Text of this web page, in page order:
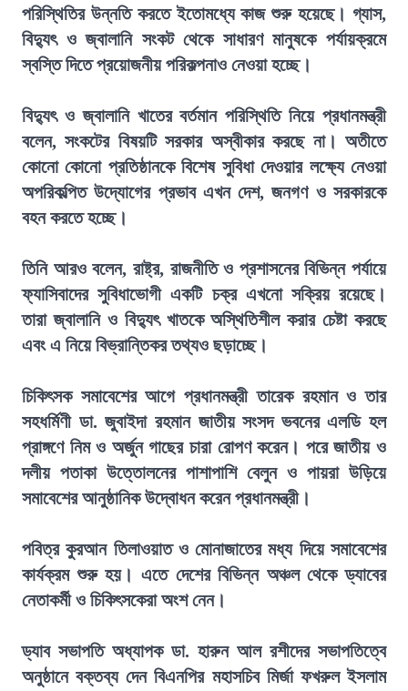
পরিস্থিতির উন্নতি করতে ইতোমধ্যে কাজ শুরু হয়েছে। গ্যাস,
বিদ্যুৎ ও জ্বালানি সংকট থেকে সাধারণ মানুষকে পর্যায়ক্রমে
স্বস্তি দিতে প্রয়োজনীয় পরিকল্পনাও নেওয়া হচ্ছে।
বিদ্যুৎ ও জ্বালানি খাতের বর্তমান পরিস্থিতি নিয়ে প্রধানমন্ত্রী
বলেন, সংকটের বিষয়টি সরকার অস্বীকার করছে না। অতীতে
কোনো কোনো প্রতিষ্ঠানকে বিশেষ সুবিধা দেওয়ার লক্ষ্যে নেওয়া
অপরিকল্পিত উদ্যোগের প্রভাব এখন দেশ, জনগণ ও সরকারকে
বহন করতে হচ্ছে।
তিনি আরও বলেন, রাষ্ট্র, রাজনীতি ও প্রশাসনের বিভিন্ন পর্যায়ে
ফ্যাসিবাদের সুবিধাভোগী একটি চক্র এখনো সক্রিয় রয়েছে।
তারা জ্বালানি ও বিদ্যুৎ খাতকে অস্থিতিশীল করার চেষ্টা করছে
এবং এ নিয়ে বিভ্রান্তিকর তথ্যও ছড়াচ্ছে।
চিকিৎসক সমাবেশের আগে প্রধানমন্ত্রী তারেক রহমান ও তার
সহধর্মিণী ডা. জুবাইদা রহমান জাতীয় সংসদ ভবনের এলডি হল
প্রাঙ্গণে নিম ও অর্জুন গাছের চারা রোপণ করেন। পরে জাতীয় ও
দলীয় পতাকা উত্তোলনের পাশাপাশি বেলুন ও পায়রা উড়িয়ে
সমাবেশের আনুষ্ঠানিক উদ্বোধন করেন প্রধানমন্ত্রী।
পবিত্র কুরআন তিলাওয়াত ও মোনাজাতের মধ্য দিয়ে সমাবেশের
কার্যক্রম শুরু হয়। এতে দেশের বিভিন্ন অঞ্চল থেকে ড্যাবের
নেতাকর্মী ও চিকিৎসকেরা অংশ নেন।
ড্যাব সভাপতি অধ্যাপক ডা. হারুন আল রশীদের সভাপতিত্বে
অনুষ্ঠানে বক্তব্য দেন বিএনপির মহাসচিব মির্জা ফখরুল ইসলাম